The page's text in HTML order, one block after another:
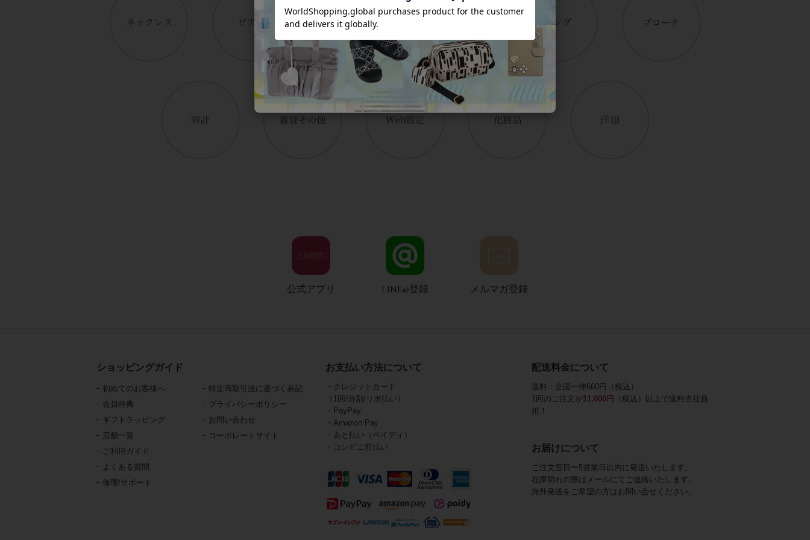
公式アプリ LINE@登録 メルマガ登録
ショッピングガイド
初めてのお客様へ
会員特典
ギフトラッピング
店舗一覧
ご利用ガイド
よくある質問
修理/サポート
特定商取引法に基づく表記
プライバシーポリシー
お問い合わせ
コーポレートサイト
お支払い方法について
・クレジットカード
（1回/分割/リボ払い）
・PayPay
・Amazon Pay
・あと払い（ペイディ）
・コンビニ前払い
配送料金について
送料：全国一律660円（税込）
1回のご注文が11,000円
（税込）以上で送料当社負
担！
お届けについて
ご注文翌日〜5営業日以内に発送いたします。
在庫切れの際はメールにてご連絡いたします。
海外発送をご希望の方はお問い合せください。